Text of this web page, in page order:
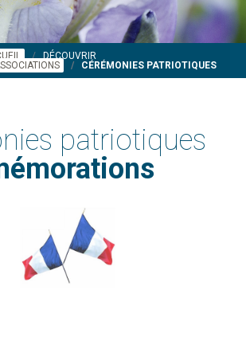
DÉCOUVRIR
CÉRÉMONIES PATRIOTIQUES
patriotiques